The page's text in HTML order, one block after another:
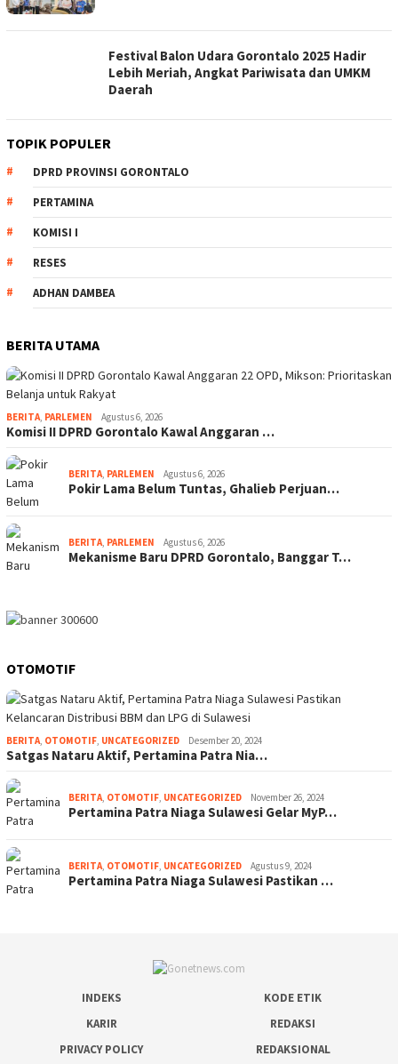
Festival Balon Udara Gorontalo 2025 Hadir
Lebih Meriah, Angkat Pariwisata dan UMKM
Daerah
TOPIK POPULER
DPRD PROVINSI GORONTALO
PERTAMINA
KOMISI I
RESES
ADHAN DAMBEA
BERITA UTAMA
BERITA, PARLEMEN Agustus 6, 2026
Komisi II DPRD Gorontalo Kawal Anggaran …
BERITA, PARLEMEN Agustus 6, 2026
Pokir Lama Belum Tuntas, Ghalieb Perjuan…
BERITA, PARLEMEN Agustus 6, 2026
Mekanisme Baru DPRD Gorontalo, Banggar T…
OTOMOTIF
BERITA, OTOMOTIF, UNCATEGORIZED Desember 20, 2024
Satgas Nataru Aktif, Pertamina Patra Nia…
BERITA, OTOMOTIF, UNCATEGORIZED November 26, 2024
Pertamina Patra Niaga Sulawesi Gelar MyP…
BERITA, OTOMOTIF, UNCATEGORIZED Agustus 9, 2024
Pertamina Patra Niaga Sulawesi Pastikan …
INDEKS
KODE ETIK
KARIR
REDAKSI
PRIVACY POLICY
REDAKSIONAL